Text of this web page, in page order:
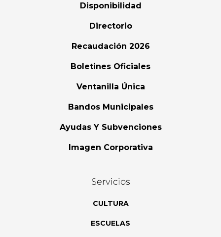
Disponibilidad
Directorio
Recaudación 2026
Boletines Oficiales
Ventanilla Única
Bandos Municipales
Ayudas Y Subvenciones
Imagen Corporativa
Servicios
CULTURA
ESCUELAS